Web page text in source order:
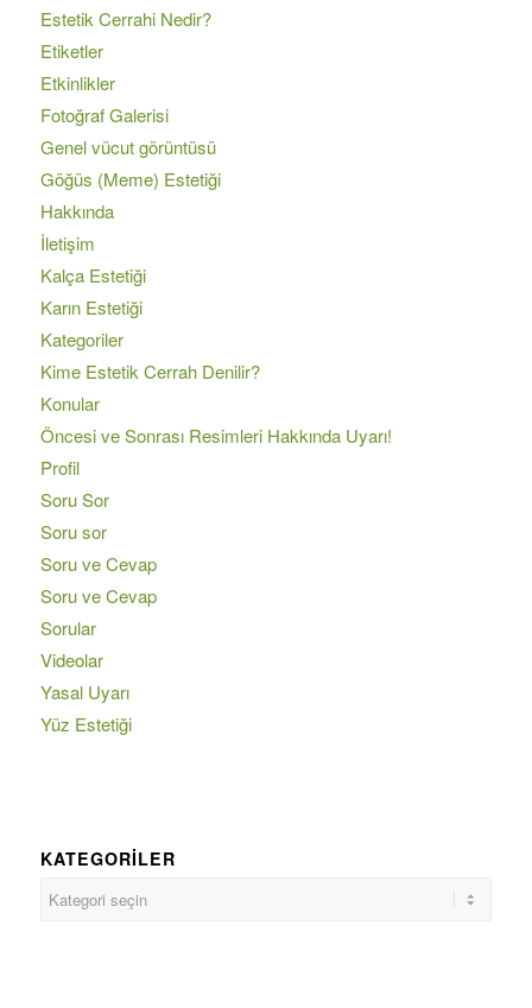
Estetik Cerrahi Nedir?
Etiketler
Etkinlikler
Fotoğraf Galerisi
Genel vücut görüntüsü
Göğüs (Meme) Estetiği
Hakkında
İletişim
Kalça Estetiği
Karın Estetiği
Kategoriler
Kime Estetik Cerrah Denilir?
Konular
Öncesi ve Sonrası Resimleri Hakkında Uyarı!
Profil
Soru Sor
Soru sor
Soru ve Cevap
Soru ve Cevap
Sorular
Videolar
Yasal Uyarı
Yüz Estetiği
KATEGORILER